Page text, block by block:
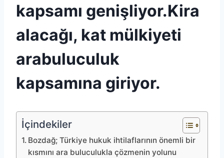
kapsamı genişliyor.Kira
alacağı, kat mülkiyeti
arabuluculuk
kapsamına giriyor.
İçindekiler
Bozdağ; Türkiye hukuk ihtilaflarının önemli bir
kısmını ara buluculukla çözmenin yolunu